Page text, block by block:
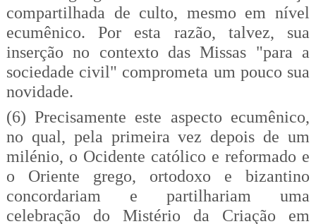
compartilhada de culto, mesmo em nível
ecumênico. Por esta razão, talvez, sua
inserção no contexto das Missas "para a
sociedade civil" comprometa um pouco sua
novidade.
(6) Precisamente este aspecto ecumênico,
no qual, pela primeira vez depois de um
milénio, o Ocidente católico e reformado e
o Oriente grego, ortodoxo e bizantino
concordariam e partilhariam uma
celebração do Mistério da Criação em